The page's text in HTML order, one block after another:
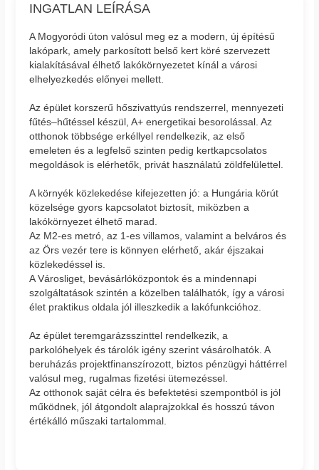
INGATLAN LEÍRÁSA
A Mogyoródi úton valósul meg ez a modern, új építésű
lakópark, amely parkosított belső kert köré szervezett
kialakításával élhető lakókörnyezetet kínál a városi
elhelyezkedés előnyei mellett.
Az épület korszerű hőszivattyús rendszerrel, mennyezeti
fűtés–hűtéssel készül, A+ energetikai besorolással. Az
otthonok többsége erkéllyel rendelkezik, az első
emeleten és a legfelső szinten pedig kertkapcsolatos
megoldások is elérhetők, privát használatú zöldfelülettel.
A környék közlekedése kifejezetten jó: a Hungária körút
közelsége gyors kapcsolatot biztosít, miközben a
lakókörnyezet élhető marad.
Az M2-es metró, az 1-es villamos, valamint a belváros és
az Örs vezér tere is könnyen elérhető, akár éjszakai
közlekedéssel is.
A Városliget, bevásárlóközpontok és a mindennapi
szolgáltatások szintén a közelben találhatók, így a városi
élet praktikus oldala jól illeszkedik a lakófunkcióhoz.
Az épület teremgarázsszinttel rendelkezik, a
parkolóhelyek és tárolók igény szerint vásárolhatók. A
beruházás projektfinanszírozott, biztos pénzügyi háttérrel
valósul meg, rugalmas fizetési ütemezéssel.
Az otthonok saját célra és befektetési szempontból is jól
működnek, jól átgondolt alaprajzokkal és hosszú távon
értékálló műszaki tartalommal.